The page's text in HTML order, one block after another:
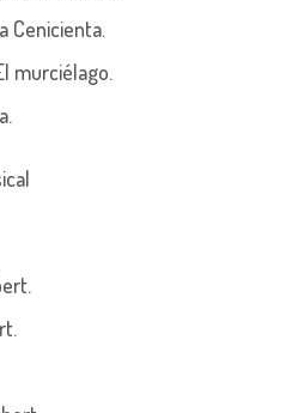
Cenicienta.
murciélago.